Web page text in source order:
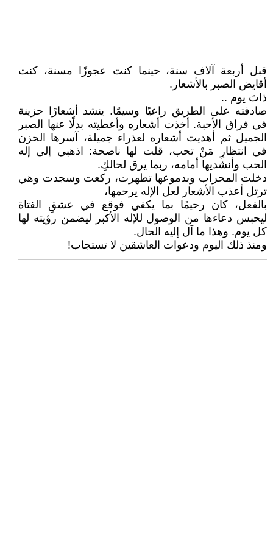
قبل أربعة آلاف سنة، حينما كنت عجوزًا مسنة، كنت
أقايض الصبر بالأشعار.
ذاتَ يوم ..
صادفته على الطريق راعيًا وسيمًا. ينشد أشعارًا حزينة
في فراق الأحبة. أخذت أشعاره وأعطيته بدلًا عنها الصبر
الجميل ثم أهديت أشعاره لعذراء جميلة، آسرها الحزن
في انتظارِ مَنْ تحب، قلت لها ناصحة: اذهبي إلى إله
الحب وأنشديها أمامه، ربما يرق لحالكِ.
دخلت المحراب وبدموعها تطهرت، ركعت وسجدت وهي
ترتل أعذب الأشعار لعل الإله يرحمها،
بالفعل، كان رحيمًا بما يكفي فوقع في عشقِ الفتاة
ليحبس دعاءها من الوصول للإله الأكبر ليضمن رؤيته لها
كل يوم. وهذا ما آل إليه الحال.
ومنذ ذلك اليوم ودعوات العاشقين لا تستجاب!